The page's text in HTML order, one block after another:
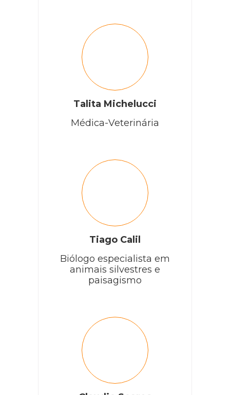
Talita Michelucci
Médica-Veterinária
Tiago Calil
Biólogo especialista em
animais silvestres e
paisagismo